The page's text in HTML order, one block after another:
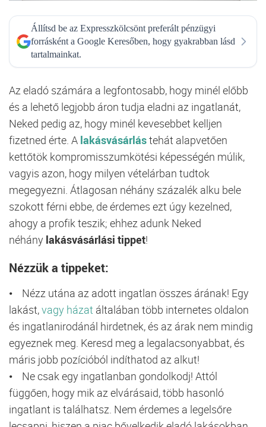
Állítsd be az Expresszkölcsönt preferált pénzügyi
forrásként a Google Keresőben, hogy gyakrabban lásd
tartalmainkat.
Az eladó számára a legfontosabb, hogy minél előbb
és a lehető legjobb áron tudja eladni az ingatlanát,
Neked pedig az, hogy minél kevesebbet kelljen
fizetned érte. A lakásvásárlástehát alapvetően
kettőtök kompromisszumkötési képességén múlik,
vagyis azon, hogy milyen vételárban tudtok
megegyezni. Átlagosan néhány százalék alku bele
szokott férni ebbe, de érdemes ezt úgy kezelned,
ahogy a profik teszik; ehhez adunk Neked
néhány lakásvásárlási tippet!
Nézzük a tippeket:
• Nézz utána az adott ingatlan összes árának! Egy
lakást,vagy házat általában több internetes oldalon
és ingatlanirodánál hirdetnek, és az árak nem mindig
egyeznek meg. Keresd meg a legalacsonyabbat, és
máris jobb pozícióból indíthatod az alkut!
• Ne csak egy ingatlanban gondolkodj! Attól
függően, hogy mik az elvárásaid, több hasonló
ingatlant is találhatsz. Nem érdemes a legelsőre